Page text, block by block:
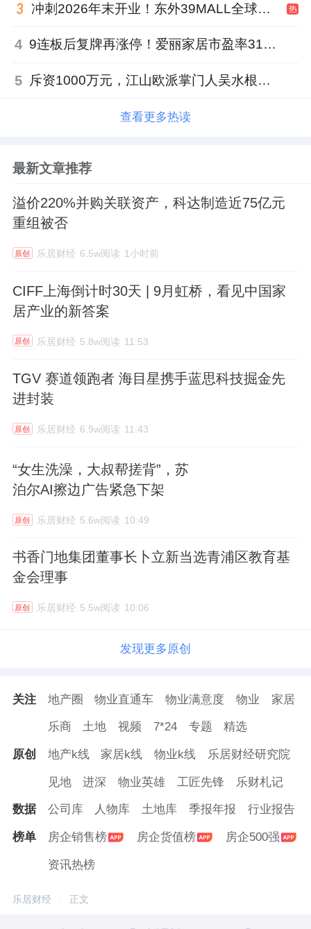
冲刺2026年末开业！东外39MALL全球招商启幕，重构东直门商圈格局 热
4 9连板后复牌再涨停！爱丽家居市盈率318倍，跨界收购案尚未落地
5 斥资1000万元，江山欧派掌门人吴水根加码创投基金
查看更多热读
最新文章推荐
溢价220%并购关联资产，科达制造近75亿元
重组被否
原创 乐居财经 6.5w阅读 1小时前
CIFF上海倒计时30天 | 9月虹桥，看见中国家
居产业的新答案
原创 乐居财经 5.8w阅读 11:53
TGV 赛道领跑者 海目星携手蓝思科技掘金先
进封装
原创 乐居财经 6.9w阅读 11:43
“女生洗澡，大叔帮搓背”，苏
泊尔AI擦边广告紧急下架
原创 乐居财经 5.6w阅读 10:49
书香门地集团董事长卜立新当选青浦区教育基
金会理事
原创 乐居财经 5.5w阅读 10:06
发现更多原创
关注 地产圈 物业直通车 物业满意度 物业 家居
乐商 土地 视频 7*24 专题 精选
原创 地产k线 家居k线 物业k线 乐居财经研究院
见地 进深 物业英雄 工匠先锋 乐财札记
数据 公司库 人物库 土地库 季报年报 行业报告
榜单 房企销售榜 房企货值榜 房企500强
资讯热榜
乐居财经 正文